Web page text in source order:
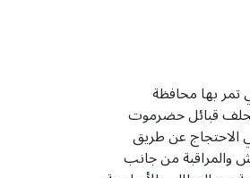
بها محافظة
بحلف قبائل حضرموت
الاحتجاج عن طريق
والمراقبة من جانب